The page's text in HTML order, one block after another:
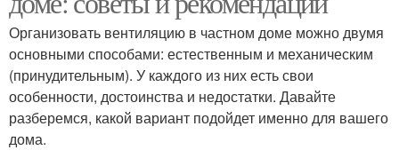
Организовать вентиляцию в частном доме можно двумя
основными способами: естественным и механическим
(принудительным). У каждого из них есть свои
особенности, достоинства и недостатки. Давайте
разберемся, какой вариант подойдет именно для вашего
дома.